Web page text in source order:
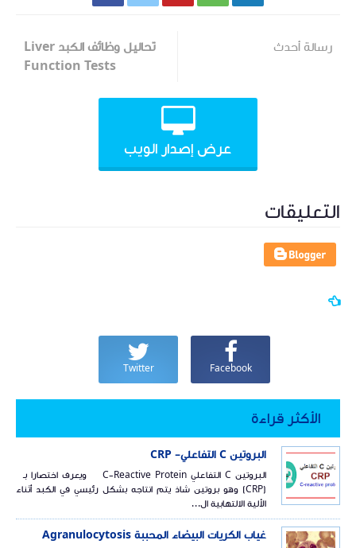
رسالة أحدث
تحاليل وظائف الكبد Liver
Function Tests
عرض إصدار الويب
التعليقات
Facebook
Twitter
الأكثر قراءة
البروتين C التفاعلي- CRP
البروتين C التفاعلي C-Reactive Protein ويعرف اختصارا بـ
(CRP) وهو بروتين شاذ يتم انتاجه بشكل رئيسي في الكبد أثناء
الألية الالتهابية ال...
غياب الكريات البيضاء المحببة Agranulocytosis